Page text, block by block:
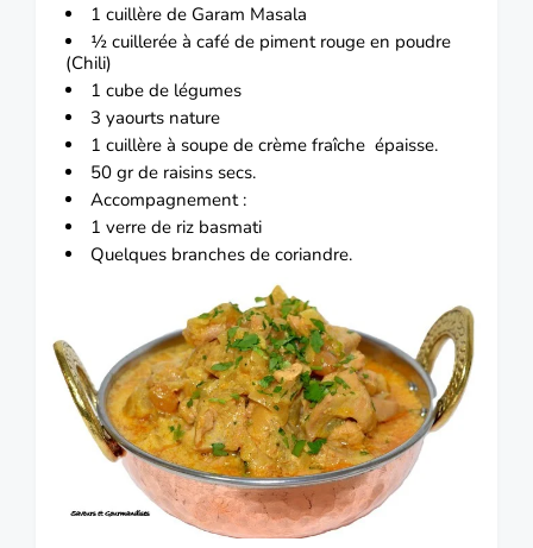
1 cuillère de Garam Masala
½ cuillerée à café de piment rouge en poudre
(Chili)
1 cube de légumes
3 yaourts nature
1 cuillère à soupe de crème fraîche épaisse.
50 gr de raisins secs.
Accompagnement :
1 verre de riz basmati
Quelques branches de coriandre.